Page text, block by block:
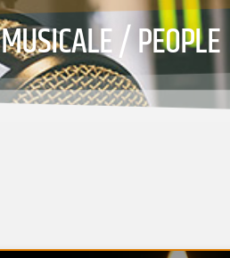
MUSICALE / PEOPLE